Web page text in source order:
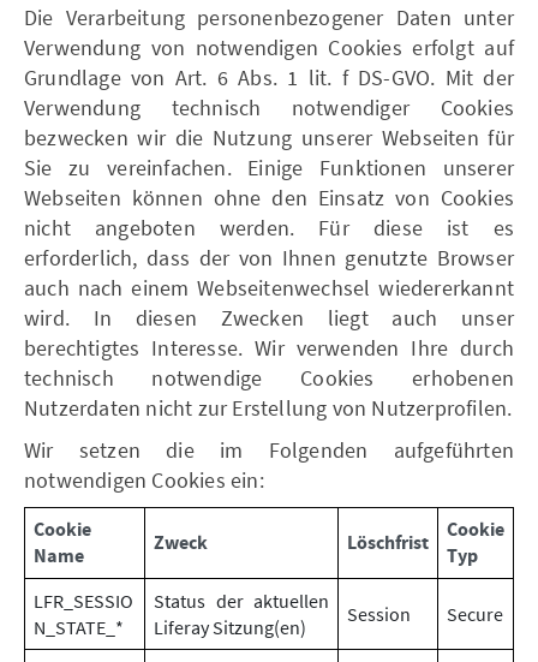
Die Verarbeitung personenbezogener Daten unter
Verwendung von notwendigen Cookies erfolgt auf
Grundlage von Art. 6 Abs. 1 lit. f DS-GVO. Mit der
Verwendung technisch notwendiger Cookies
bezwecken wir die Nutzung unserer Webseiten für
Sie zu vereinfachen. Einige Funktionen unserer
Webseiten können ohne den Einsatz von Cookies
nicht angeboten werden. Für diese ist es
erforderlich, dass der von Ihnen genutzte Browser
auch nach einem Webseitenwechsel wiedererkannt
wird. In diesen Zwecken liegt auch unser
berechtigtes Interesse. Wir verwenden Ihre durch
technisch notwendige Cookies erhobenen
Nutzerdaten nicht zur Erstellung von Nutzerprofilen.
Wir setzen die im Folgenden aufgeführten
notwendigen Cookies ein:
Cookie
Name
Zweck Löschfrist
Cookie
Typ
LFR_SESSIO
N_STATE_*
Status der aktuellen
Liferay Sitzung(en)
Session Secure